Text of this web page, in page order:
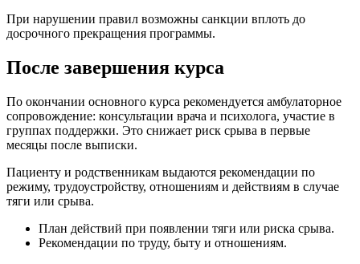
При нарушении правил возможны санкции вплоть до
досрочного прекращения программы.
После завершения курса
По окончании основного курса рекомендуется амбулаторное
сопровождение: консультации врача и психолога, участие в
группах поддержки. Это снижает риск срыва в первые
месяцы после выписки.
Пациенту и родственникам выдаются рекомендации по
режиму, трудоустройству, отношениям и действиям в случае
тяги или срыва.
План действий при появлении тяги или риска срыва.
Рекомендации по труду, быту и отношениям.